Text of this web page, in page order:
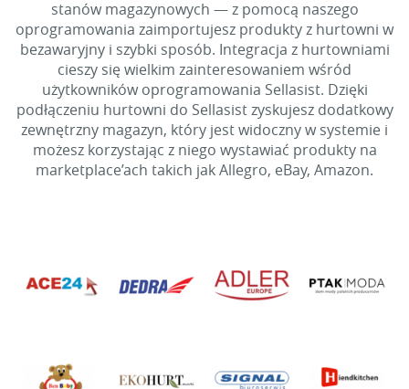
stanów magazynowych — z pomocą naszego
oprogramowania zaimportujesz produkty z hurtowni w
bezawaryjny i szybki sposób. Integracja z hurtowniami
cieszy się wielkim zainteresowaniem wśród
użytkowników oprogramowania Sellasist. Dzięki
podłączeniu hurtowni do Sellasist zyskujesz dodatkowy
zewnętrzny magazyn, który jest widoczny w systemie i
możesz korzystając z niego wystawiać produkty na
marketplace’ach takich jak Allegro, eBay, Amazon.